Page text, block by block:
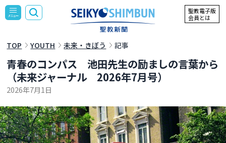
聖教電子版
会員とは
TOP YOUTH 未来・きぼう 記事
青春のコンパス 池田先生の励ましの言葉から
（未来ジャーナル 2026年7月号）
2026年7月1日